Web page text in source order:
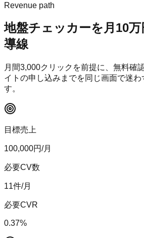
Revenue path
地盤チェッカーを月10
導線
月間3,000クリックを前提に、無料確
イトの申し込みまでを同じ画面で迷
す。
目標売上
100,000円/月
必要CV数
11件/月
必要CVR
0.37%